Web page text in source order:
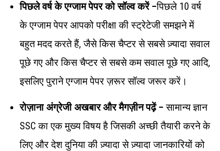
पिछले वर्ष के एग्जाम पेपर को सॉल्व करें –पिछले 10 वर्ष
के एग्जाम पेपर आपको परीक्षा की स्ट्रेटेजी समझने में
बहुत मदद करते हैं, जैसे किस चैप्टर से सबसे ज़्यादा सवाल
पूछे गए और किस चैप्टर से सबसे कम सवाल पूछे गए आदि,
इसलिए पुराने एग्जाम पेपर ज़रूर सॉल्व जरूर करें।
रोज़ाना अंग्रेजी अखबार और मैगज़ीन पढ़ें –सामान्य ज्ञान
SSC का एक मुख्य विषय है जिसकी अच्छी तैयारी करने के
लिए और देश दुनिया की ज़्यादा से ज़्यादा जानकारियों को